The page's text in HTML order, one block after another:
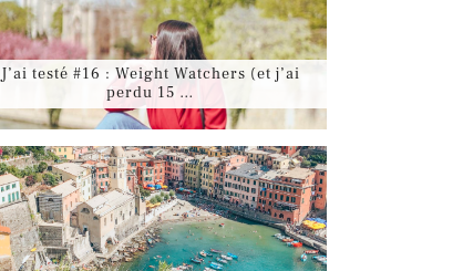
J’ai testé #16 : Weight Watchers (et j’ai
perdu 15 …